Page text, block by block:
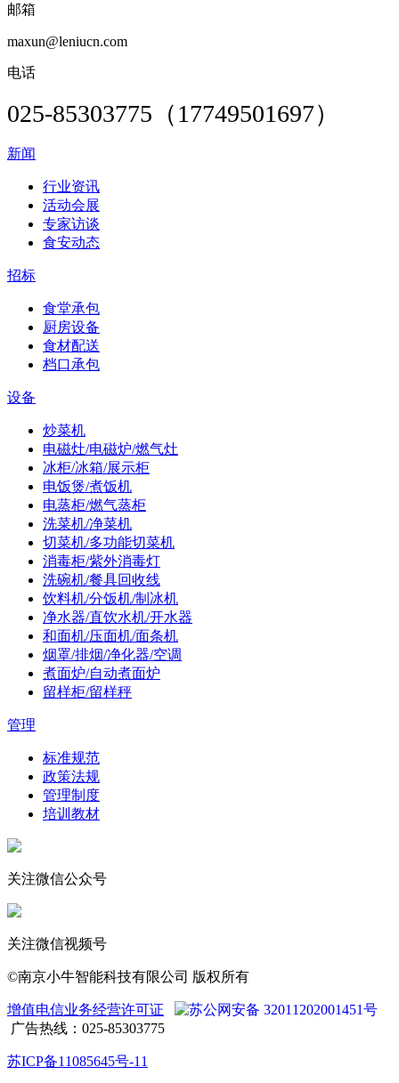
邮箱
maxun@leniucn.com
电话
025-85303775（17749501697）
新闻
行业资讯
活动会展
专家访谈
食安动态
招标
食堂承包
厨房设备
食材配送
档口承包
设备
炒菜机
电磁灶/电磁炉/燃气灶
冰柜/冰箱/展示柜
电饭煲/煮饭机
电蒸柜/燃气蒸柜
洗菜机/净菜机
切菜机/多功能切菜机
消毒柜/紫外消毒灯
洗碗机/餐具回收线
饮料机/分饭机/制冰机
净水器/直饮水机/开水器
和面机/压面机/面条机
烟罩/排烟/净化器/空调
煮面炉/自动煮面炉
留样柜/留样秤
管理
标准规范
政策法规
管理制度
培训教材
关注微信公众号
关注微信视频号
©南京小牛智能科技有限公司 版权所有
增值电信业务经营许可证
苏公网安备 32011202001451号
广告热线：025-85303775
苏ICP备11085645号-11